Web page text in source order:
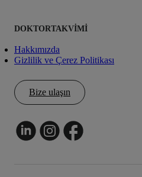
DOKTORTAKVIMI
Hakkımızda
Gizlilik ve Çerez Politikası
Bize ulaşın